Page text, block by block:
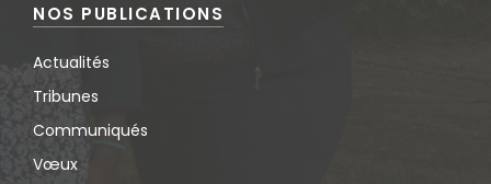
NOS PUBLICATIONS
Actualités
Tribunes
Communiqués
Vœux